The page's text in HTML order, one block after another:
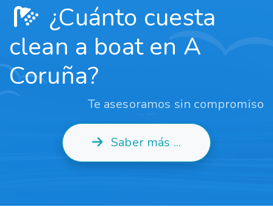
¿Cuánto cuesta
clean a boat en A
Coruña?
Te asesoramos sin compromiso
Saber más ...